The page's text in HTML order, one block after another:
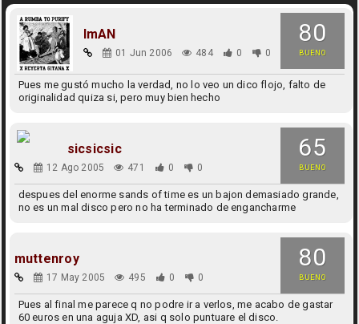
80
BUENO
ImAN
01 Jun 2006 484 0 0
Pues me gustó mucho la verdad, no lo veo un dico flojo, falto de
originalidad quiza si, pero muy bien hecho
65
BUENO
sicsicsic
12 Ago 2005 471 0 0
despues del enorme sands of time es un bajon demasiado grande,
no es un mal disco pero no ha terminado de engancharme
80
BUENO
muttenroy
17 May 2005 495 0 0
Pues al final me parece q no podre ir a verlos, me acabo de gastar
60 euros en una aguja XD, asi q solo puntuare el disco.